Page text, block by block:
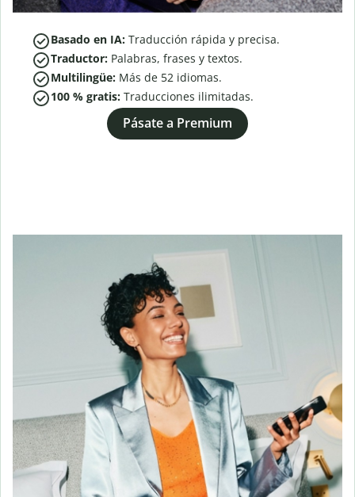
Basado en IA: Traducción rápida y precisa.
Traductor: Palabras, frases y textos.
Multilingüe: Más de 52 idiomas.
100 % gratis: Traducciones ilimitadas.
Pásate a Premium